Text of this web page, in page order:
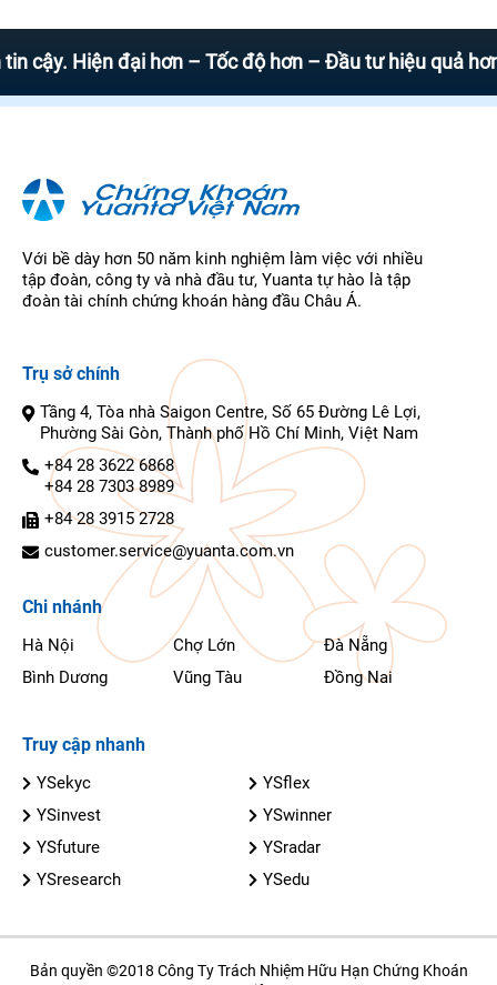
đại hơn – Tốc độ hơn – Đầu tư hiệu quả hơn
Với bề dày hơn 50 năm kinh nghiệm làm việc với nhiều
tập đoàn, công ty và nhà đầu tư, Yuanta tự hào là tập
đoàn tài chính chứng khoán hàng đầu Châu Á.
Trụ sở chính
Tầng 4, Tòa nhà Saigon Centre, Số 65 Đường Lê Lợi,
Phường Sài Gòn, Thành phố Hồ Chí Minh, Việt Nam
+84 28 3622 6868
+84 28 7303 8989
+84 28 3915 2728
customer.service@yuanta.com.vn
Chi nhánh
Hà Nội Chợ Lớn
Đà Nẵng
Bình Dương
Vũng Tàu Đồng Nai
Truy cập nhanh
YSekyc
YSflex
YSinvest
YSwinner
YSfuture
YSradar
YSresearch
YSedu
Bản quyền ©2018 Công Ty Trách Nhiệm Hữu Hạn Chứng Khoán